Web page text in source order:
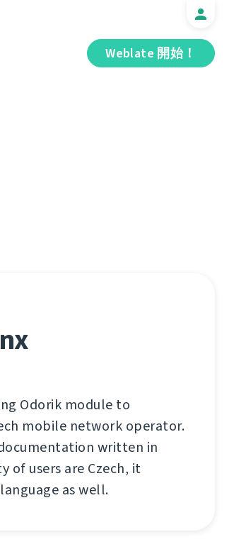
Weblate 開始！
Odorik module to
mobile network operator.
written in
of users are Czech, it
as well.